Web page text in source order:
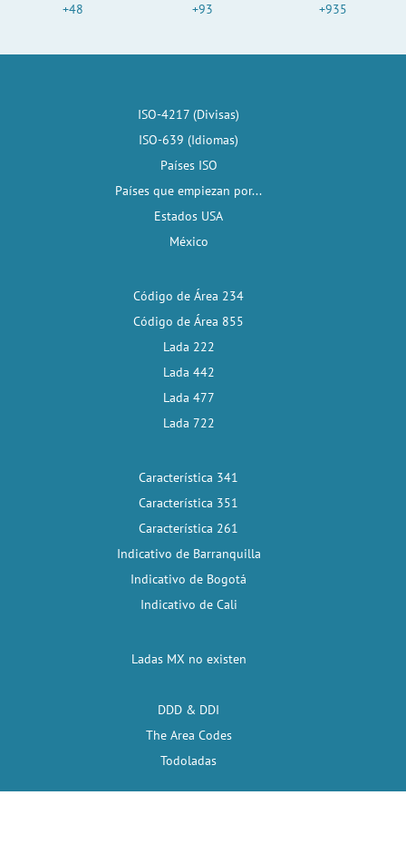
+48
+93
+935
ISO-4217 (Divisas)
ISO-639 (Idiomas)
Países ISO
Países que empiezan por...
Estados USA
México
Código de Área 234
Código de Área 855
Lada 222
Lada 442
Lada 477
Lada 722
Característica 341
Característica 351
Característica 261
Indicativo de Barranquilla
Indicativo de Bogotá
Indicativo de Cali
Ladas MX no existen
DDD & DDI
The Area Codes
Todoladas